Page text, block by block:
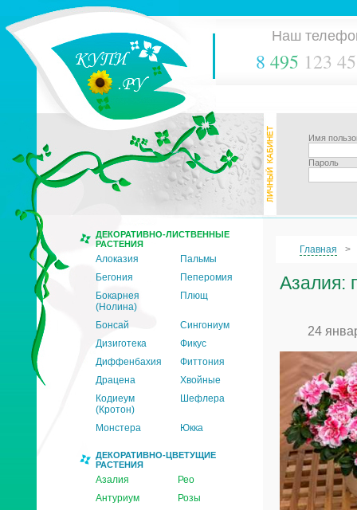
Наш
8 495 123
Имя
Пароль
ДЕКОРАТИВНО-ЛИСТВЕННЫЕ
РАСТЕНИЯ
Алоказия
Пальмы
Бегония
Пеперомия
Бокарнея
(Нолина)
Плющ
Бонсай
Сингониум
Дизиготека
Фикус
Диффенбахия
Фиттония
Драцена
Хвойные
Кодиеум
(Кротон)
Шефлера
Монстера Юкка
ДЕКОРАТИВНО-ЦВЕТУЩИЕ
РАСТЕНИЯ
Азалия
Рео
Антуриум
Розы
Главная
Азалия:
24